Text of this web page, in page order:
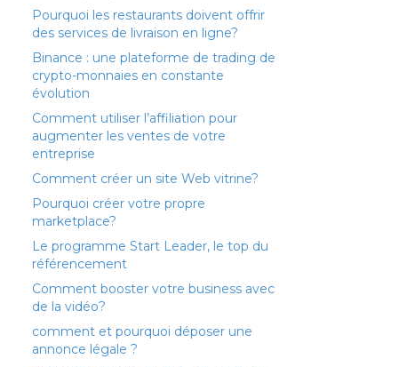
Pourquoi les restaurants doivent offrir
des services de livraison en ligne?
Binance : une plateforme de trading de
crypto-monnaies en constante
évolution
Comment utiliser l’affiliation pour
augmenter les ventes de votre
entreprise
Comment créer un site Web vitrine?
Pourquoi créer votre propre
marketplace?
Le programme Start Leader, le top du
référencement
Comment booster votre business avec
de la vidéo?
comment et pourquoi déposer une
annonce légale ?